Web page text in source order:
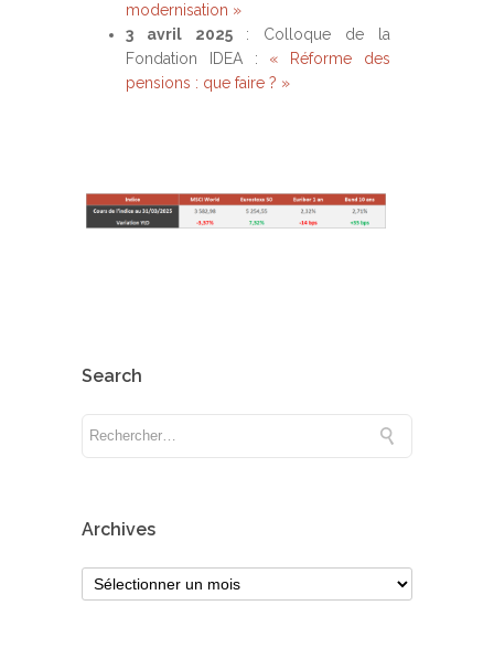
modernisation »
3 avril 2025 : Colloque de la
Fondation IDEA : « Réforme des
pensions : que faire ? »
Search
Archives